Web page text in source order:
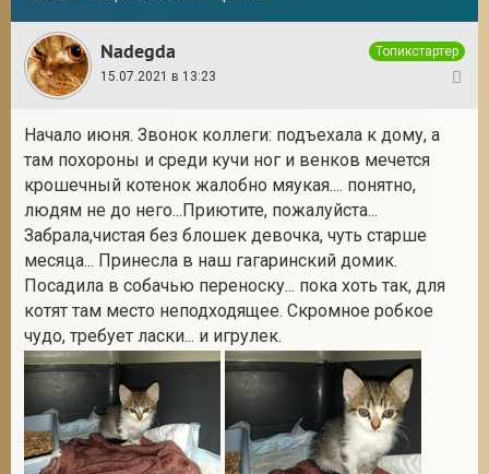
Nadegda
Топикстартер
15.07.2021 в 13:23
Начало июня. Звонок коллеги: подъехала к дому, а
там похороны и среди кучи ног и венков мечется
крошечный котенок жалобно мяукая.... понятно,
людям не до него...Приютите, пожалуйста...
Забрала,чистая без блошек девочка, чуть старше
месяца... Принесла в наш гагаринский домик.
Посадила в собачью переноску... пока хоть так, для
котят там место неподходящее. Скромное робкое
чудо, требует ласки... и игрулек.